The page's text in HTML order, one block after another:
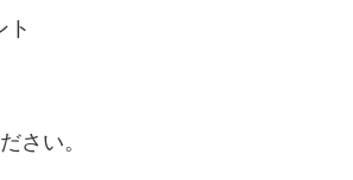
ト
さい。